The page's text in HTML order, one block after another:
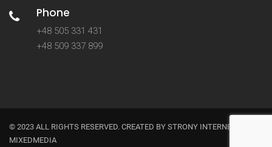
Phone
+48 505 331 431
+48 509 337 899
© 2023 ALL RIGHTS RESERVED. CREATED BY STRONY INTERNETOWE
MIXEDMEDIA